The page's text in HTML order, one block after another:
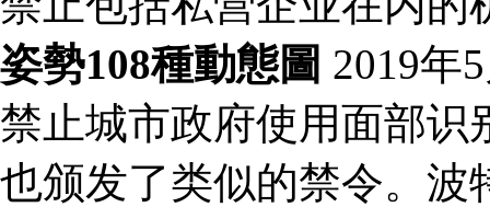
姿勢108種動態圖 2019年
禁止城市政府使用面部识
也颁发了类似的禁令。波